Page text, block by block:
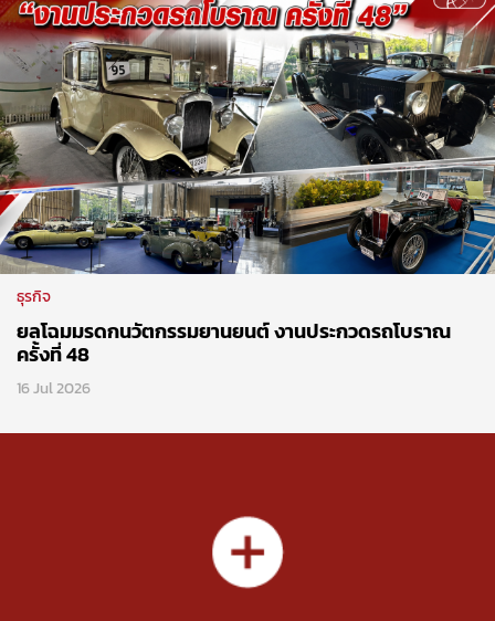
ธุรกิจ
ยลโฉมมรดกนวัตกรรมยานยนต์ งานประกวดรถโบราณ
ครั้งที่ 48
16 Jul 2026